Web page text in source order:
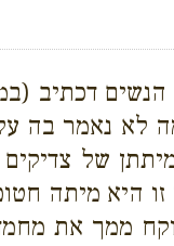
דכתיב
נאמר בה
של
היא מיתה
ממך את